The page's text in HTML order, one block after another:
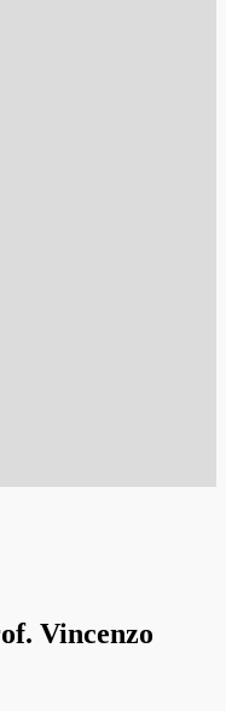
Vincenzo